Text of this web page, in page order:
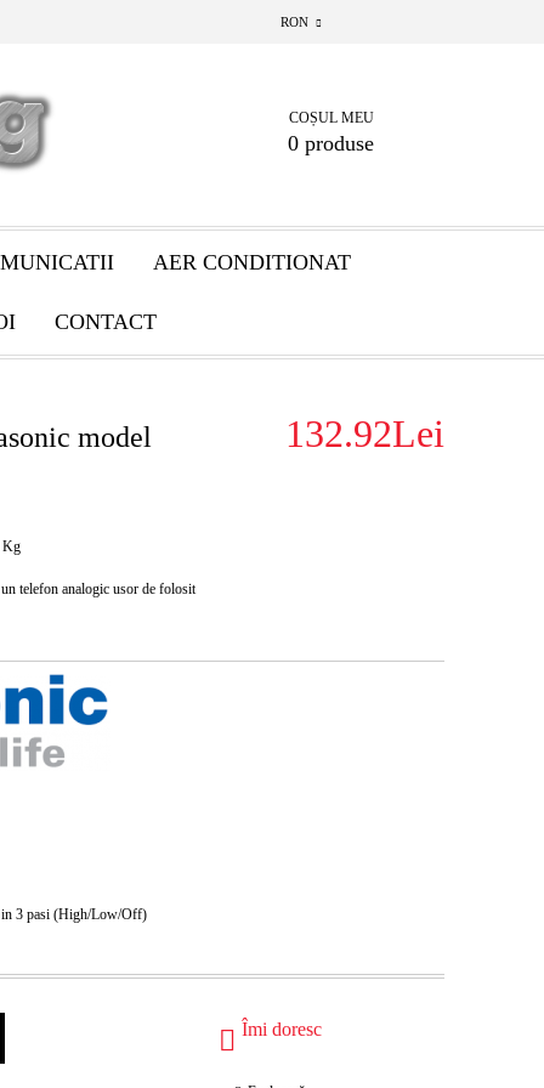
RON
COȘUL MEU
0 produse
AER CONDITIONAT
CONTACT
model
132.92Lei
Kg
telefon analogic usor de folosit
in 3 pasi (High/Low/Off)
Îmi doresc